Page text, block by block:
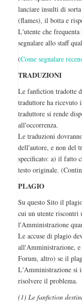
lanciare insulti di
(flames), il botta e
L'utente che
segnalare allo staff
(Come segnalare
TRADUZIONI
Le fanfiction tradotte
traduttore ha ricevuto
traduttore si rende
all'occorrenza.
Le traduzioni
dell'autore, e non del
specificato: a) il fatto
testo originale.
PLAGIO
Su questo Sito il
cui un utente riscontri
l'Amministrazione
Le accuse di plagio
all'Amministrazione, e
Forum, altro) se il
L'Amministrazione si
risolvere il problema.
(1) Le fanfiction